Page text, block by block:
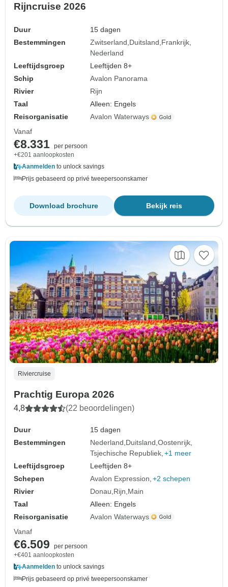
Rijncruise 2026
Duur
15 dagen
Bestemmingen
Zwitserland Duitsland Frankrijk
Nederland
Leeftijdsgroep
Leeftijden 8+
Schip
Avalon Panorama
Rivier
Rijn
Taal
Alleen: Engels
Reisorganisatie
Avalon Waterways
Vanaf
€8.331 per persoon
+€201 aanloopkosten
Aanmelden to unlock savings
Prijs gebaseerd op privé tweepersoonskamer
Bekijk reis
Download brochure
Riviercruise
Prachtig Europa 2026
4,8 (22 beoordelingen)
Duur
15 dagen
Bestemmingen
Nederland Duitsland Oostenrijk
Tsjechische Republiek +1 meer
Leeftijdsgroep
Leeftijden 8+
Schepen
Avalon Expression +2 schepen
Rivier
Donau Rijn Main
Taal
Alleen: Engels
Reisorganisatie
Avalon Waterways
Vanaf
€6.509
per persoon
+€401 aanloopkosten
Aanmelden to unlock savings
Prijs gebaseerd op privé tweepersoonskamer